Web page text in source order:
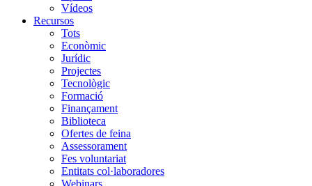
Vídeos
Recursos
Tots
Econòmic
Jurídic
Projectes
Tecnològic
Formació
Finançament
Biblioteca
Ofertes de feina
Assessorament
Fes voluntariat
Entitats col·laboradores